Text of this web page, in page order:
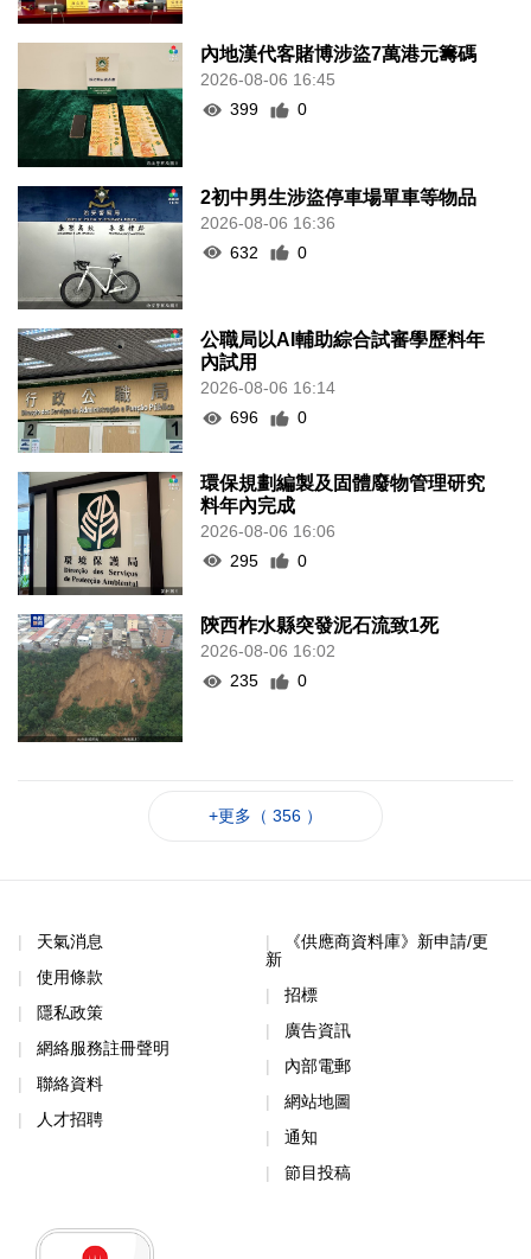
內地漢代客賭博涉盜7萬港元籌碼
2026-08-06 16:45
399
0
2初中男生涉盜停車場單車等物品
2026-08-06 16:36
632
0
公職局以AI輔助綜合試審學歷料年
內試用
2026-08-06 16:14
696
0
環保規劃編製及固體廢物管理研究
料年內完成
2026-08-06 16:06
295
0
陝西柞水縣突發泥石流致1死
2026-08-06 16:02
235
0
+更多（ 356 ）
天氣消息
使用條款
隱私政策
網絡服務註冊聲明
聯絡資料
人才招聘
《供應商資料庫》新申請/更
新
招標
廣告資訊
內部電郵
網站地圖
通知
節目投稿